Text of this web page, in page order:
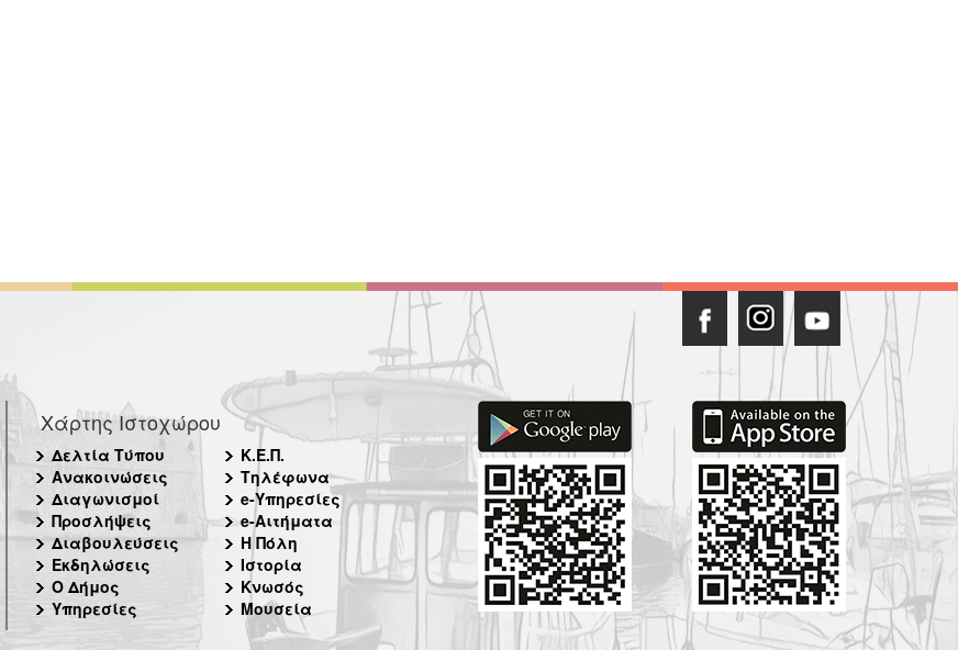
Χάρτης Ιστοχώρου
Δελτία Τύπου
Ανακοινώσεις
Διαγωνισμοί
Προσλήψεις
Διαβουλεύσεις
Εκδηλώσεις
Ο Δήμος
Υπηρεσίες
Κ.Ε.Π.
Τηλέφωνα
e-Υπηρεσίες
e-Αιτήματα
Η Πόλη
Ιστορία
Κνωσός
Μουσεία